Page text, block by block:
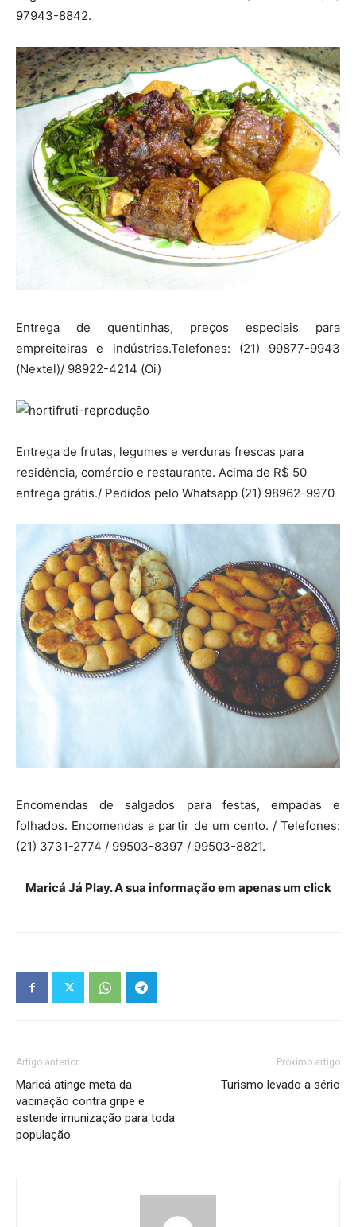
97943-8842.
Entrega de quentinhas, preços especiais para
empreiteiras e indústrias.Telefones: (21) 99877-9943
(Nextel)/ 98922-4214 (Oi)
Entrega de frutas, legumes e verduras frescas para
residência, comércio e restaurante. Acima de R$ 50
entrega grátis./ Pedidos pelo Whatsapp (21) 98962-9970
Encomendas de salgados para festas, empadas e
folhados. Encomendas a partir de um cento. / Telefones:
(21) 3731-2774 / 99503-8397 / 99503-8821.
Maricá Já Play. A sua informação em apenas um click
Artigo anterior
Maricá atinge meta da
vacinação contra gripe e
estende imunização para toda
população
Próximo artigo
Turismo levado a sério